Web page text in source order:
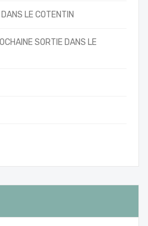
LE COTENTIN
SORTIE DANS LE